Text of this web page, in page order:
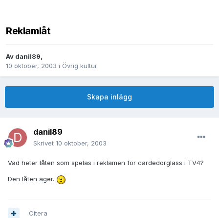
Reklamlåt
Av danil89,
10 oktober, 2003 i Övrig kultur
Skapa inlägg
danil89
Skrivet 10 oktober, 2003
Vad heter låten som spelas i reklamen för cardedorglass i TV4?
Den låten äger.
Citera